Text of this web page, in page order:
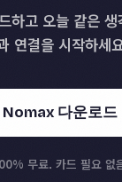
하고 오늘 같은 생
연결을 시작하세
Nomax 다운로드
무료. 카드 필요 없